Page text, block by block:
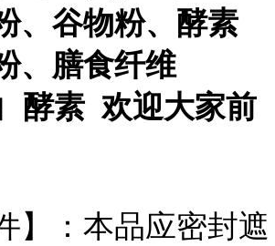
、谷物粉、酵素
、膳食纤维
酵素 欢迎大家前
】：本品应密封遮